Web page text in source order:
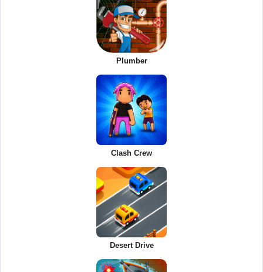
Plumber
Clash Crew
Desert Drive